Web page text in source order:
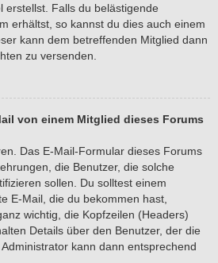
erstellst. Falls du belästigende
erhältst, so kannst du dies auch einem
kann dem betreffenden Mitglied dann
zu versenden.
von einem Mitglied dieses Forums
Das E-Mail-Formular dieses Forums
die Benutzer, die solche
sollen. Du solltest einem
E-Mail, die du bekommen hast,
wichtig, die Kopfzeilen (Headers)
Details über den Benutzer, der die
kann dann entsprechend